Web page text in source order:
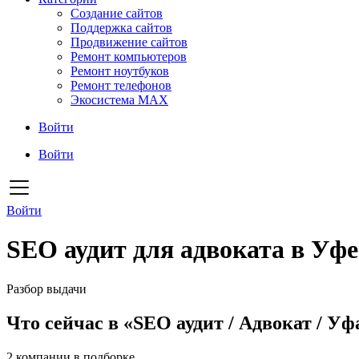
Создание сайтов
Поддержка сайтов
Продвижение сайтов
Ремонт компьютеров
Ремонт ноутбуков
Ремонт телефонов
Экосистема MAX
Войти
Войти
Войти
SEO аудит для адвоката в Уфе
Разбор выдачи
Что сейчас в «SEO аудит / Адвокат /